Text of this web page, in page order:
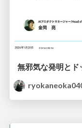
無邪気な発明とド